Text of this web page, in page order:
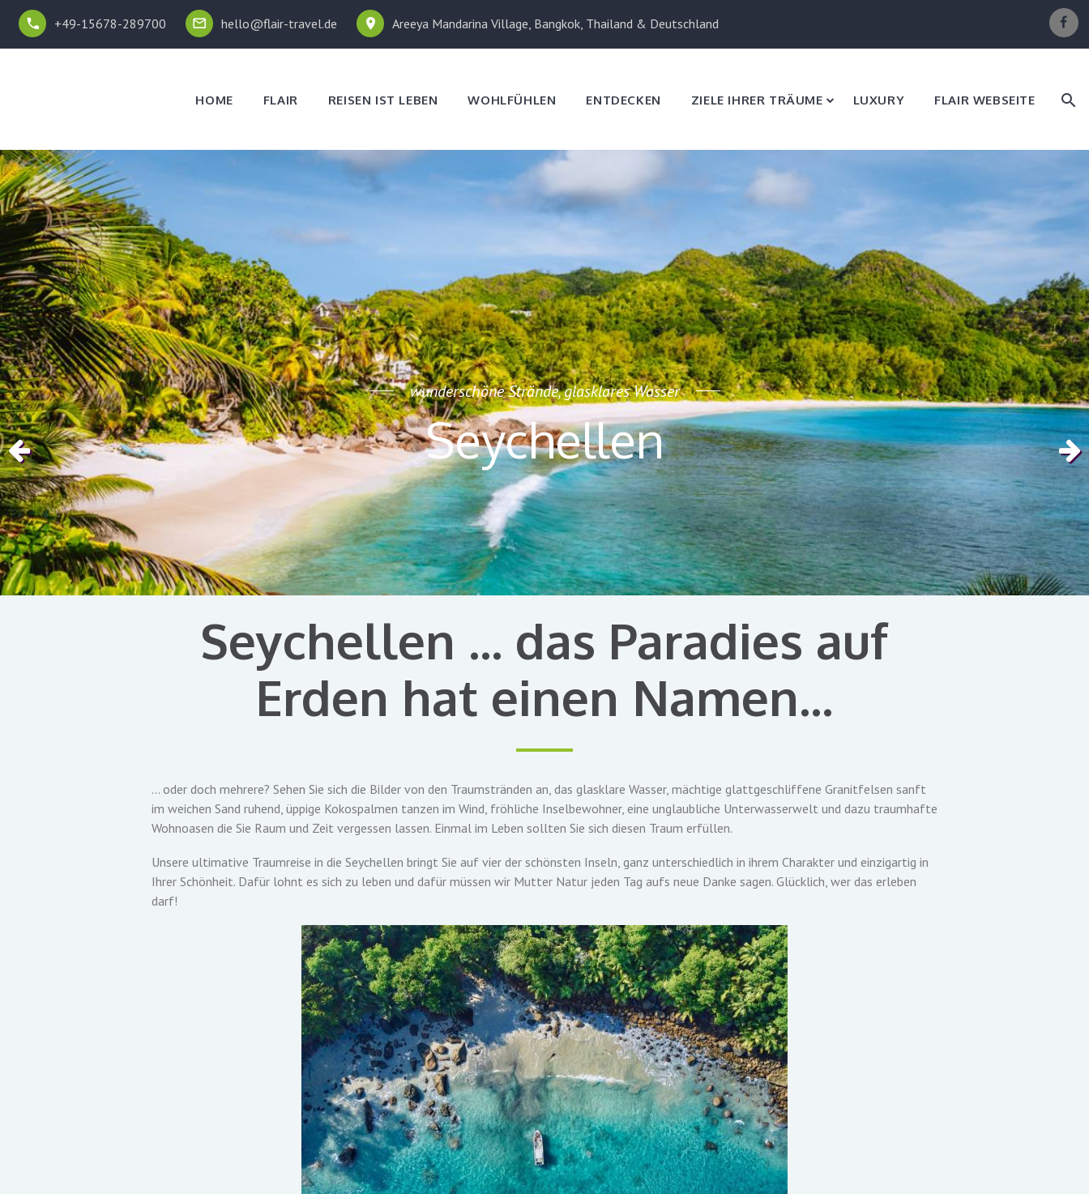
+49-15678-289700 hello@flair-travel.de Areeya Mandarina Village, Bangkok, Thailand & Deutschland
HOME FLAIR REISEN IST LEBEN WOHLFÜHLEN ENTDECKEN ZIELE IHRER TRÄUME LUXURY FLAIR WEBSEITE
...das Paradies hat einen Namen ....
Seychellen
Seychellen ... das Paradies auf
Erden hat einen Namen...
... oder doch mehrere? Sehen Sie sich die Bilder von den Traumstränden an, das glasklare Wasser, mächtige glattgeschliffene Granitfelsen sanft
im weichen Sand ruhend, üppige Kokospalmen tanzen im Wind, fröhliche Inselbewohner, eine unglaubliche Unterwasserwelt und dazu traumhafte
Wohnoasen die Sie Raum und Zeit vergessen lassen. Einmal im Leben sollten Sie sich diesen Traum erfüllen.
Unsere ultimative Traumreise in die Seychellen bringt Sie auf vier der schönsten Inseln, ganz unterschiedlich in ihrem Charakter und einzigartig in
Ihrer Schönheit. Dafür lohnt es sich zu leben und dafür müssen wir Mutter Natur jeden Tag aufs neue Danke sagen. Glücklich, wer das erleben
darf!